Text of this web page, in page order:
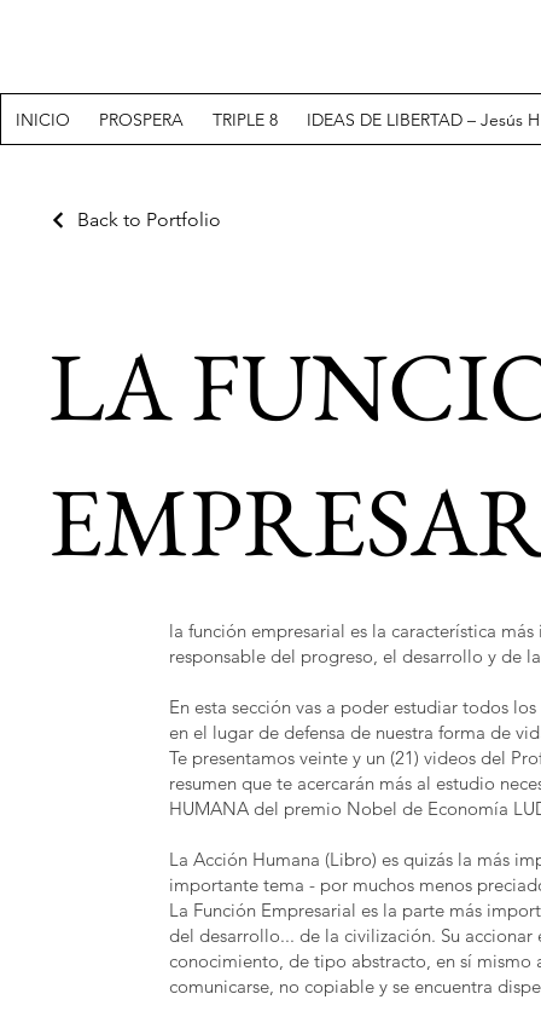
INICIO PROSPERA TRIPLE 8 IDEAS DE LIBERTAD – Jesús
Back to Portfolio
LA
la función empresarial es la característica
responsable del progreso, el desarrollo y de
En esta sección vas a poder estudiar todos
en el lugar de defensa de nuestra forma de
Te presentamos veinte y un (21) videos del
resumen que te acercarán más al estudio
HUMANA del premio Nobel de Economía
La Acción Humana (Libro) es quizás la más
importante tema - por muchos menos
La Función Empresarial es la parte más
del desarrollo... de la civilización. Su
conocimiento, de tipo abstracto, en sí mismo
comunicarse, no copiable y se encuentra